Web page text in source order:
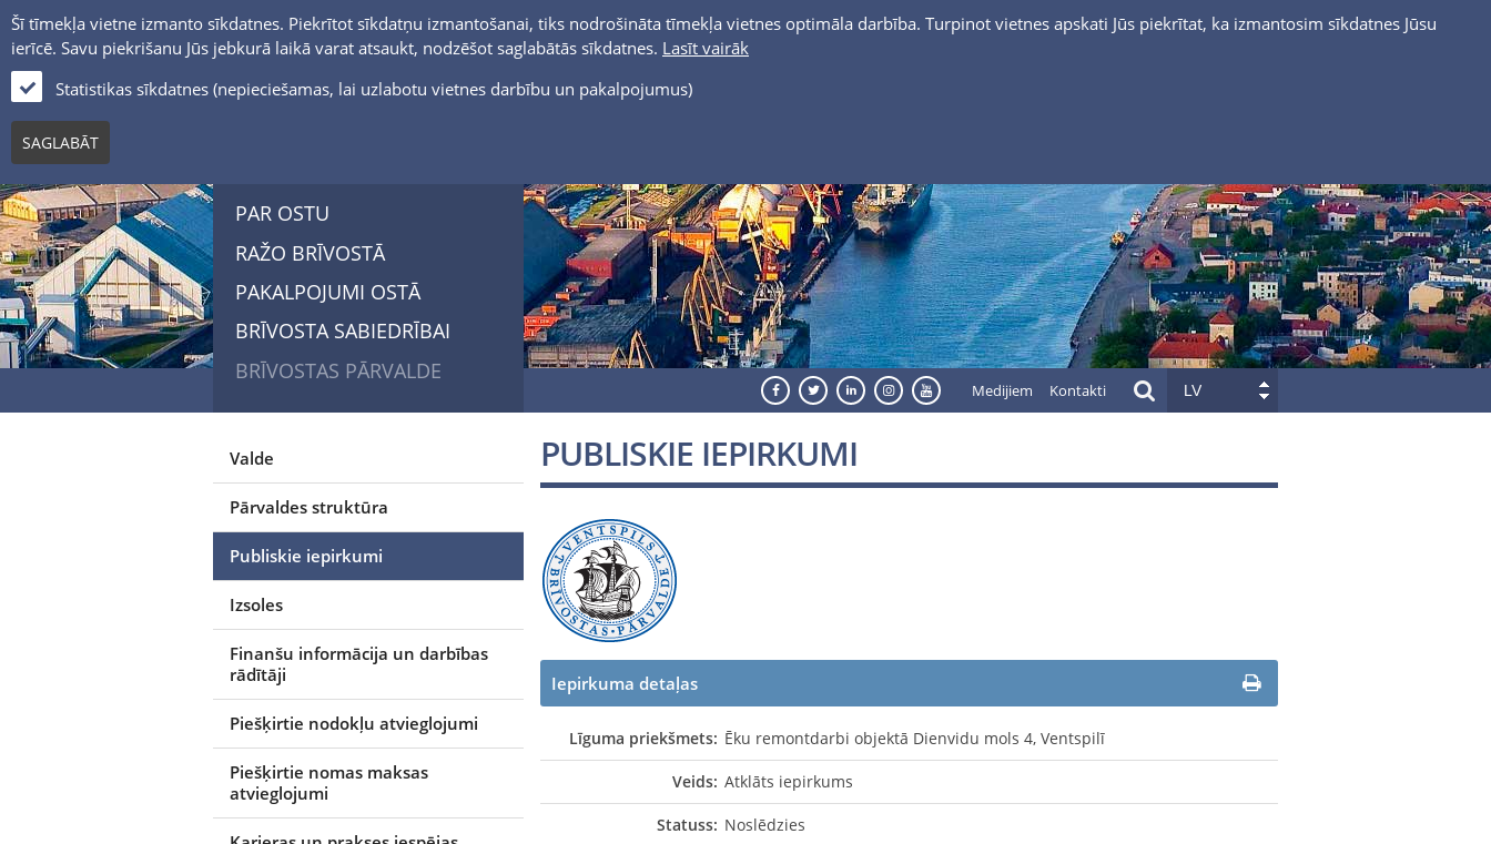
Šī tīmekļa vietne izmanto sīkdatnes. Piekrītot sīkdatņu izmantošanai, tiks nodrošināta tīmekļa vietnes optimāla darbība. Turpinot vietnes apskati Jūs piekrītat, ka izmantosim sīkdatnes Jūsu
ierīcē. Savu piekrišanu Jūs jebkurā laikā varat atsaukt, nodzēšot saglabātās sīkdatnes. Lasīt vairāk
Statistikas sīkdatnes (nepieciešamas, lai uzlabotu vietnes darbību un pakalpojumus)
SAGLABĀT
PAR OSTU
RAŽO BRĪVOSTĀ
PAKALPOJUMI OSTĀ
BRĪVOSTA SABIEDRĪBAI
BRĪVOSTAS PĀRVALDE
Medijiem Kontakti LV
Valde
Pārvaldes struktūra
Publiskie iepirkumi
Izsoles
Finanšu informācija un darbības
rādītāji
Piešķirtie nodokļu atvieglojumi
Piešķirtie nomas maksas
atvieglojumi
PUBLISKIE IEPIRKUMI
Iepirkuma detaļas
Līguma priekšmets: Ēku remontdarbi objektā Dienvidu mols 4, Ventspilī
Veids: Atklāts iepirkums
Statuss: Noslēdzies